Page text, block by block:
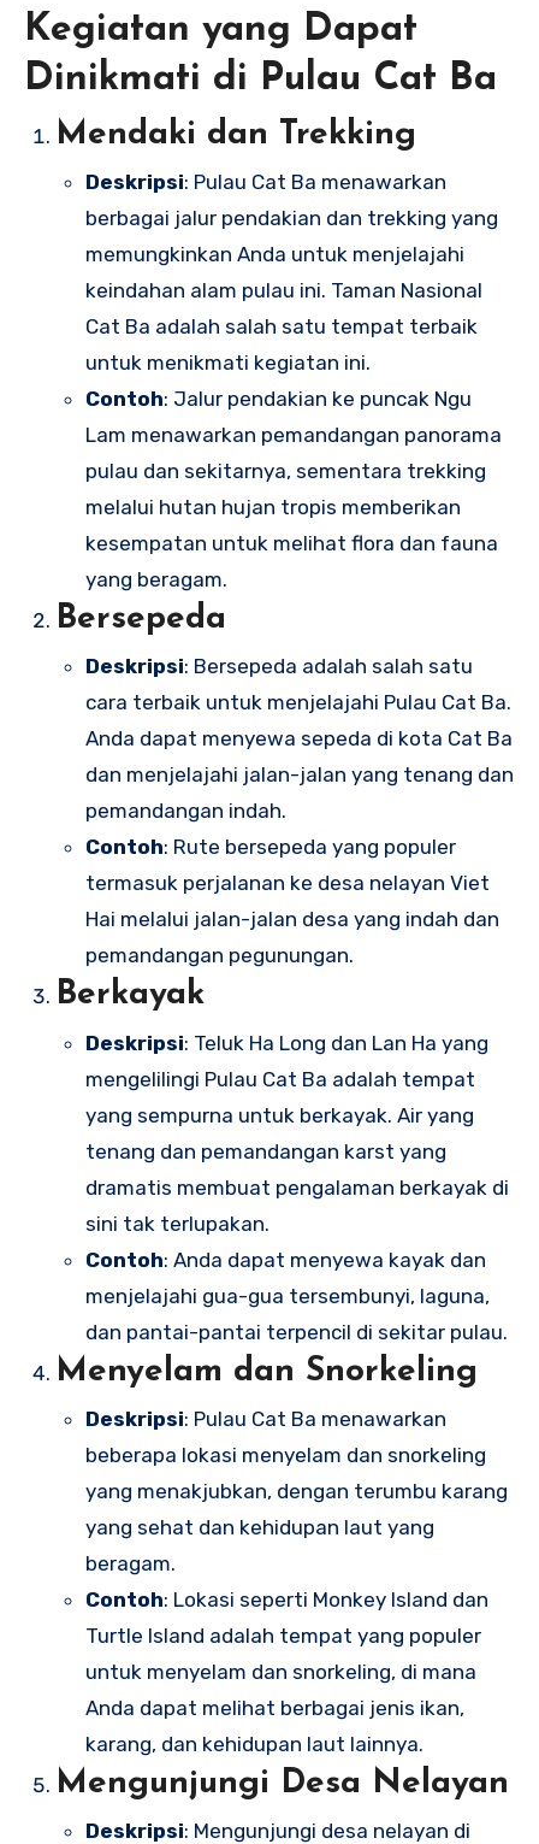
Kegiatan yang Dapat
Dinikmati di Pulau Cat Ba
Mendaki dan Trekking
Deskripsi: Pulau Cat Ba menawarkan
berbagai jalur pendakian dan trekking yang
memungkinkan Anda untuk menjelajahi
keindahan alam pulau ini. Taman Nasional
Cat Ba adalah salah satu tempat terbaik
untuk menikmati kegiatan ini.
Contoh: Jalur pendakian ke puncak Ngu
Lam menawarkan pemandangan panorama
pulau dan sekitarnya, sementara trekking
melalui hutan hujan tropis memberikan
kesempatan untuk melihat flora dan fauna
yang beragam.
Bersepeda
Deskripsi: Bersepeda adalah salah satu
cara terbaik untuk menjelajahi Pulau Cat Ba.
Anda dapat menyewa sepeda di kota Cat Ba
dan menjelajahi jalan-jalan yang tenang dan
pemandangan indah.
Contoh: Rute bersepeda yang populer
termasuk perjalanan ke desa nelayan Viet
Hai melalui jalan-jalan desa yang indah dan
pemandangan pegunungan.
Berkayak
Deskripsi: Teluk Ha Long dan Lan Ha yang
mengelilingi Pulau Cat Ba adalah tempat
yang sempurna untuk berkayak. Air yang
tenang dan pemandangan karst yang
dramatis membuat pengalaman berkayak di
sini tak terlupakan.
Contoh: Anda dapat menyewa kayak dan
menjelajahi gua-gua tersembunyi, laguna,
dan pantai-pantai terpencil di sekitar pulau.
Menyelam dan Snorkeling
Deskripsi: Pulau Cat Ba menawarkan
beberapa lokasi menyelam dan snorkeling
yang menakjubkan, dengan terumbu karang
yang sehat dan kehidupan laut yang
beragam.
Contoh: Lokasi seperti Monkey Island dan
Turtle Island adalah tempat yang populer
untuk menyelam dan snorkeling, di mana
Anda dapat melihat berbagai jenis ikan,
karang, dan kehidupan laut lainnya.
Mengunjungi Desa Nelayan
Deskripsi: Mengunjungi desa nelayan di